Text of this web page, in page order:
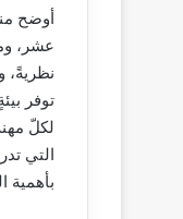
أوضح
عشر،
نظريةً،
توفر
لكلّ
التي
بأهمية